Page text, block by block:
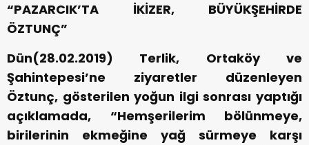
“PAZARCIK’TA İKİZER, BÜYÜKŞEHİRDE
ÖZTUNÇ”
Dün(28.02.2019) Terlik, Ortaköy ve
Şahintepesi’ne ziyaretler düzenleyen
Öztunç, gösterilen yoğun ilgi sonrası yaptığı
açıklamada, “Hemşerilerim bölünmeye,
birilerinin ekmeğine yağ sürmeye karşı